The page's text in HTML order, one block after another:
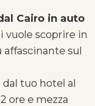
Cairo in auto
vuole scoprire in
affascinante sul
tuo hotel al
ore e mezza